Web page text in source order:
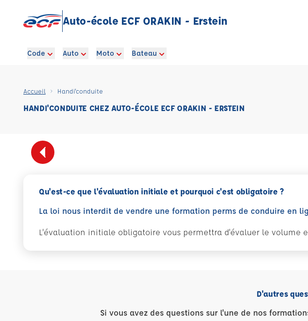
Auto-école ECF ORAKIN - Erstein
Code Auto Moto Bateau
Accueil Handi'conduite
HANDI'CONDUITE CHEZ AUTO-ÉCOLE ECF ORAKIN - ERSTEIN
Qu'est-ce que l'évaluation initiale et pourquoi c'est obligatoire ?
La loi nous interdit de vendre une formation perms de conduire en
L'évaluation initiale obligatoire vous permettra d'évaluer le
D'autres
Si vous avez des questions sur l'une de nos